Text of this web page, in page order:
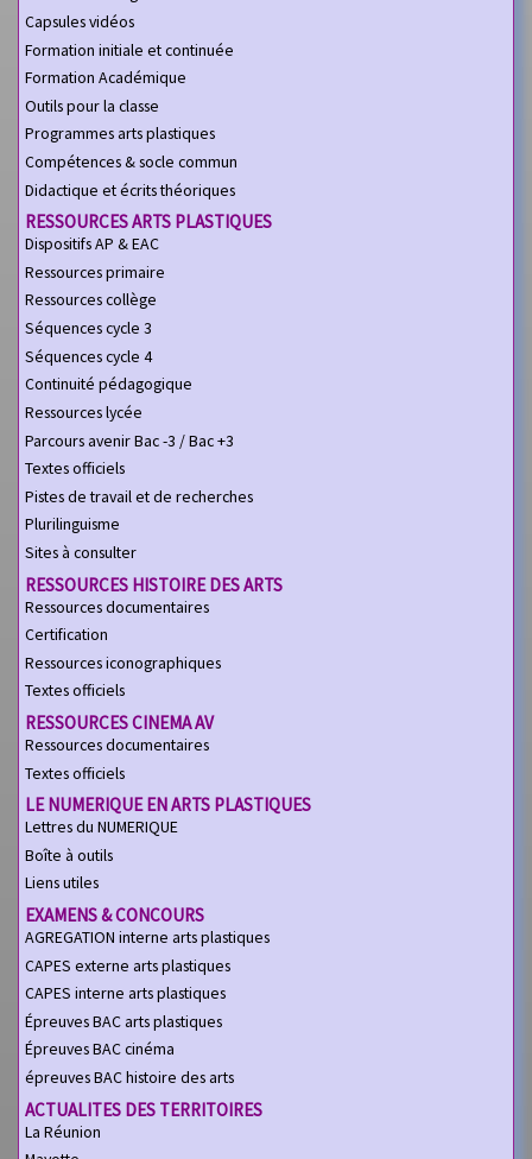
Capsules vidéos
Formation initiale et continuée
Formation Académique
Outils pour la classe
Programmes arts plastiques
Compétences & socle commun
Didactique et écrits théoriques
RESSOURCES ARTS PLASTIQUES
Dispositifs AP & EAC
Ressources primaire
Ressources collège
Séquences cycle 3
Séquences cycle 4
Continuité pédagogique
Ressources lycée
Parcours avenir Bac -3 / Bac +3
Textes officiels
Pistes de travail et de recherches
Plurilinguisme
Sites à consulter
RESSOURCES HISTOIRE DES ARTS
Ressources documentaires
Certification
Ressources iconographiques
Textes officiels
RESSOURCES CINEMA AV
Ressources documentaires
Textes officiels
LE NUMERIQUE EN ARTS PLASTIQUES
Lettres du NUMERIQUE
Boîte à outils
Liens utiles
EXAMENS & CONCOURS
AGREGATION interne arts plastiques
CAPES externe arts plastiques
CAPES interne arts plastiques
Épreuves BAC arts plastiques
Épreuves BAC cinéma
épreuves BAC histoire des arts
ACTUALITES DES TERRITOIRES
La Réunion